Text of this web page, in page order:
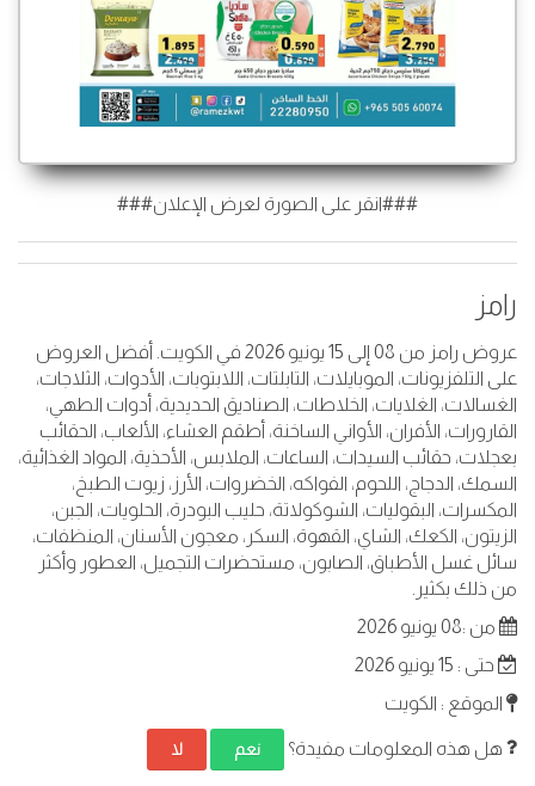
###انقر على الصورة لعرض الإعلان###
رامز
عروض رامز من 08 إلى 15 يونيو 2026 في الكويت. أفضل العروض
على التلفزيونات، الموبايلات، التابلتات، اللابتوبات، الأدوات، الثلاجات،
الغسالات، الغلايات، الخلاطات، الصناديق الحديدية، أدوات الطهي،
القارورات، الأفران، الأواني الساخنة، أطقم العشاء، الألعاب، الحقائب
بعجلات، حقائب السيدات، الساعات، الملابس، الأحذية، المواد الغذائية،
السمك، الدجاج، اللحوم، الفواكه، الخضروات، الأرز، زيوت الطبخ،
المكسرات، البقوليات، الشوكولاتة، حليب البودرة، الحلويات، الجبن،
الزيتون، الكعك، الشاي، القهوة، السكر، معجون الأسنان، المنظفات،
سائل غسل الأطباق، الصابون، مستحضرات التجميل، العطور وأكثر
من ذلك بكثير.
من :08 يونيو 2026
حتى : 15 يونيو 2026
الموقع : الكويت
هل هذه المعلومات مفيدة؟ نعم لا